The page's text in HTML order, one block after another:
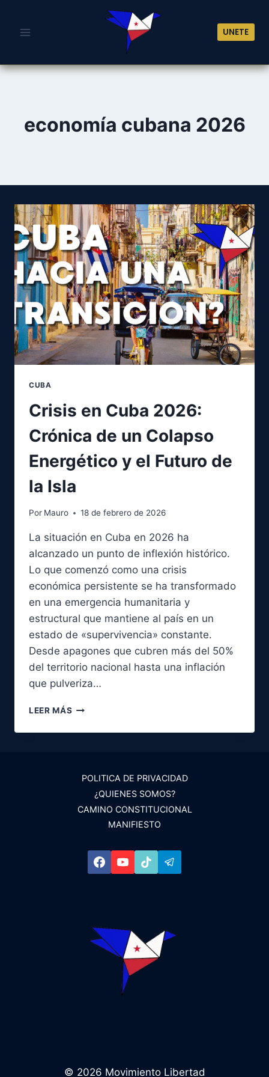
contenido
UNETE
economía cubana 2026
CUBA
Crisis en Cuba 2026:
Crónica de un Colapso
Energético y el Futuro de
la Isla
Por Mauro 18 de febrero de 2026
La situación en Cuba en 2026 ha
alcanzado un punto de inflexión histórico.
Lo que comenzó como una crisis
económica persistente se ha transformado
en una emergencia humanitaria y
estructural que mantiene al país en un
estado de «supervivencia» constante.
Desde apagones que cubren más del 50%
del territorio nacional hasta una inflación
que pulveriza…
LEER MÁS CRISIS
CUBA
UN
COLAPSO
ENERGÉTICO
POLITICA DE PRIVACIDAD
¿QUIENES SOMOS?
CAMINO CONSTITUCIONAL
MANIFIESTO
© 2026 Movimiento Libertad